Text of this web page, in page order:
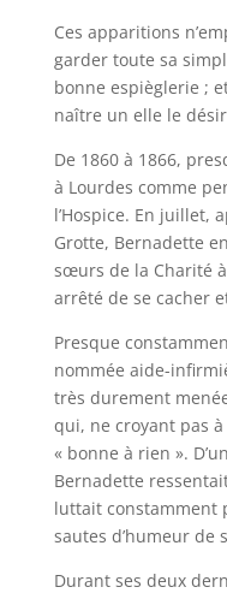
Ces apparitions
garder toute sa
bonne espièglerie ;
naître un elle le
De 1860 à 1866,
à Lourdes comme
l’Hospice. En juillet,
Grotte, Bernadette
sœurs de la Charité
arrêté de se cacher
Presque
nommée aide-
très durement
qui, ne croyant pas
« bonne à rien ».
Bernadette
luttait constamment
sautes d’humeur de
Durant ses deux